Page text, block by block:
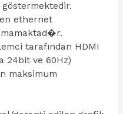
göstermektedir.
ethernet
tarafından HDMI
24bit ve 60Hz)
maksimum